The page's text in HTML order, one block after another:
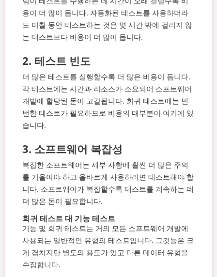
용이 더 많이 듭니다. 자동화된 테스트를 사용하더라
도 며칠 동안 테스트하는 것은 몇 시간 밖에 걸리지 않
는 테스트보다 비용이 더 많이 듭니다.
2. 테스트 빈도
더 많은 테스트를 실행할수록 더 많은 비용이 듭니다.
각 테스트에는 시간과 리소스가 소요되어 소프트웨어
개발에 할당된 돈이 고갈됩니다. 회귀 테스트에는 빈
번한 테스트가 필요하므로 비용의 대부분이 여기에 있
습니다.
3. 소프트웨어 복잡성
복잡한 소프트웨어는 세부 사항에 훨씬 더 많은 주의
를 기울여야 하고 올바르게 사용하려면 테스트해야 합
니다. 소프트웨어가 복잡할수록 테스트를 계속하는 데
더 많은 돈이 필요합니다.
회귀 테스트 대 기능 테스트
기능 및 회귀 테스트는 거의 모든 소프트웨어 개발에
사용되는 일반적인 유형의 테스트입니다. 그것들은 크
게 겹치지만 별도의 용도가 있고 다른 데이터 유형을
수집합니다.